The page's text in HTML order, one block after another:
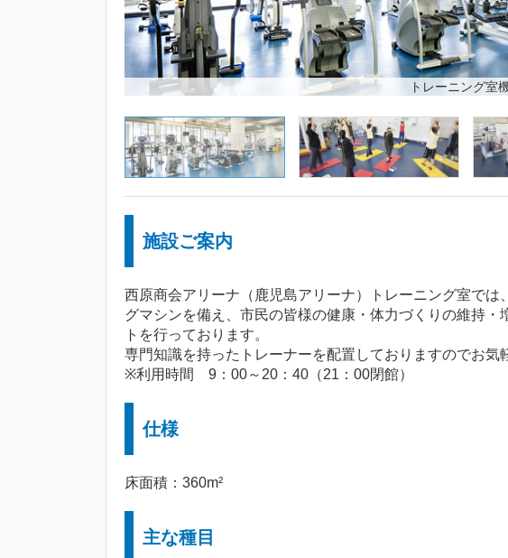
トレーニング室
施設ご案内
西原商会アリーナ（鹿児島アリーナ）トレーニング室で
グマシンを備え、市民の皆様の健康・体力づくりの維持
トを行っております。
専門知識を持ったトレーナーを配置しておりますのでお気
※利用時間 9：00～20：40（21：00閉館）
仕様
床面積：360m²
主な種目